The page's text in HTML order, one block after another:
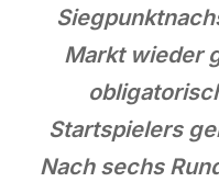
Markt wieder
Startspielers
Nach sechs